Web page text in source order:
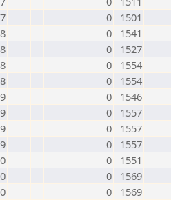
0
1501
0
1541
0
1527
0
1554
0
1554
0
1546
0
1557
0
1557
0
1557
0
1551
0
1569
0
1569